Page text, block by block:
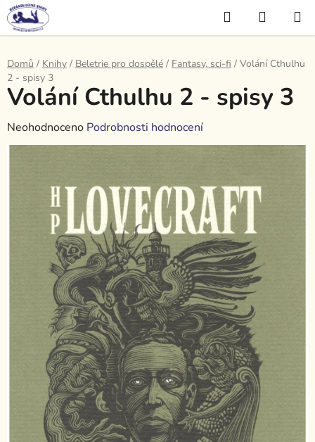
Přejít
na
obsah
Hledat
KOŠÍK
Domů / Knihy / Beletrie pro dospělé / Fantasy, sci-fi / Volání Cthulhu
2 - spisy 3
Volání Cthulhu 2 - spisy 3
Průměrné
hodnocení
hvězdiček.
Neohodnoceno Podrobnosti hodnocení